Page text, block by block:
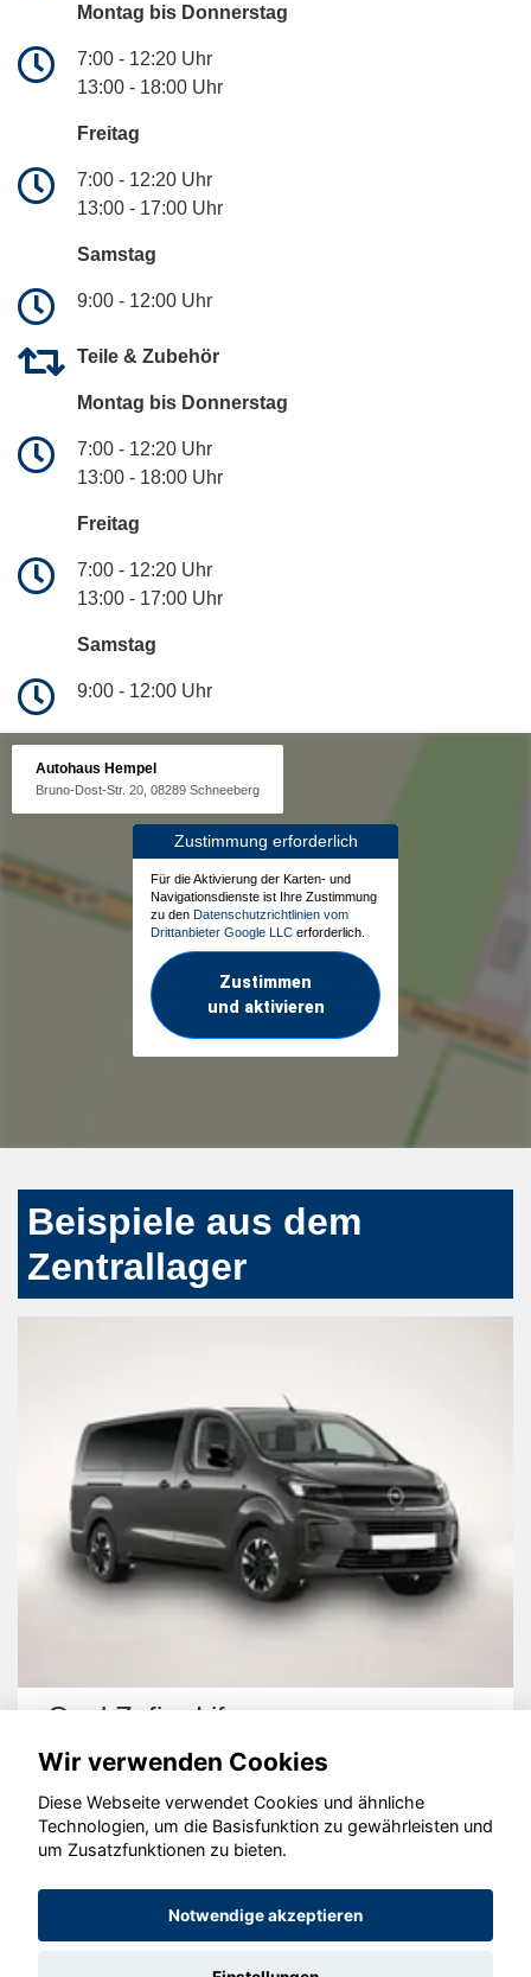
Montag bis Donnerstag
7:00 - 12:20 Uhr
13:00 - 18:00 Uhr
Freitag
7:00 - 12:20 Uhr
13:00 - 17:00 Uhr
Samstag
9:00 - 12:00 Uhr
Teile & Zubehör
Montag bis Donnerstag
7:00 - 12:20 Uhr
13:00 - 18:00 Uhr
Freitag
7:00 - 12:20 Uhr
13:00 - 17:00 Uhr
Samstag
9:00 - 12:00 Uhr
Autohaus Hempel
Bruno-Dost-Str. 20, 08289 Schneeberg
Zustimmung erforderlich
Für die Aktivierung der Karten- und
Navigationsdienste ist Ihre Zustimmung
zu den Datenschutzrichtlinien vom
Drittanbieter Google LLC erforderlich.
Zustimmen
und aktivieren
Beispiele aus dem
Zentrallager
Opel Zafira Life
© konjunkturmotor.de GmbH 2020 - 2026
Wir verwenden Cookies
Diese Webseite verwendet Cookies und ähnliche
Technologien, um die Basisfunktion zu gewährleisten und
um Zusatzfunktionen zu bieten.
Notwendige akzeptieren